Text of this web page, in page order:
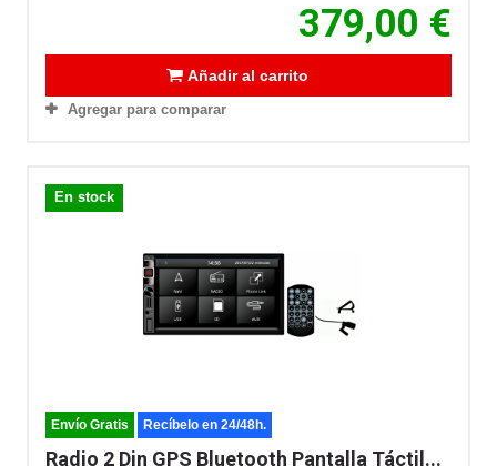
379,00 €
Añadir al carrito
Agregar para comparar
En stock
Envío Gratis Recíbelo en 24/48h.
Radio 2 Din GPS Bluetooth Pantalla Táctil...